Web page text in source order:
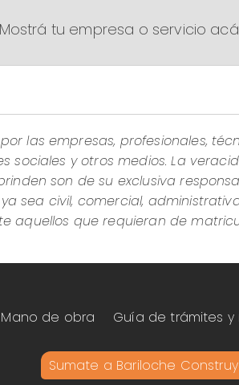
Mostrá tu empresa o servicio
las empresas, profesionales,
sociales y otros medios. La
son de su exclusiva
sea civil, comercial,
aquellos que requieran de
Mano de obra Guía de trámites y
Sumate a Bariloche